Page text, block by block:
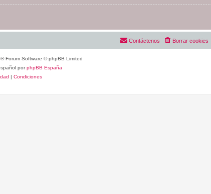
Borrar cookies
Contáctenos
® Forum Software © phpBB Limited
porphpBB España
| Condiciones